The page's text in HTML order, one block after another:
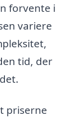
forvente i
variere
tid, der
priserne